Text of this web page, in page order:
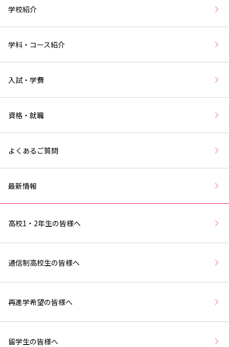
学校紹介
学科・コース紹介
入試・学費
資格・就職
よくあるご質問
最新情報
高校1・2年生の皆様へ
通信制高校生の皆様へ
再進学希望の皆様へ
留学生の皆様へ